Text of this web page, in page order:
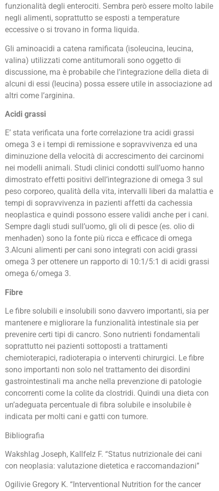
funzionalità degli enterociti. Sembra però essere molto labile
negli alimenti, soprattutto se esposti a temperature
eccessive o si trovano in forma liquida.
Gli aminoacidi a catena ramificata (isoleucina, leucina,
valina) utilizzati come antitumorali sono oggetto di
discussione, ma è probabile che l’integrazione della dieta di
alcuni di essi (leucina) possa essere utile in associazione ad
altri come l’arginina.
Acidi grassi
E’ stata verificata una forte correlazione tra acidi grassi
omega 3 e i tempi di remissione e sopravvivenza ed una
diminuzione della velocità di accrescimento dei carcinomi
nei modelli animali. Studi clinici condotti sull’uomo hanno
dimostrato effetti positivi dell’integrazione di omega 3 sul
peso corporeo, qualità della vita, intervalli liberi da malattia e
tempi di sopravvivenza in pazienti affetti da cachessia
neoplastica e quindi possono essere validi anche per i cani.
Sempre dagli studi sull’uomo, gli oli di pesce (es. olio di
menhaden) sono la fonte più ricca e efficace di omega
3.Alcuni alimenti per cani sono integrati con acidi grassi
omega 3 per ottenere un rapporto di 10:1/5:1 di acidi grassi
omega 6/omega 3.
Fibre
Le fibre solubili e insolubili sono davvero importanti, sia per
mantenere e migliorare la funzionalità intestinale sia per
prevenire certi tipi di cancro. Sono nutrienti fondamentali
soprattutto nei pazienti sottoposti a trattamenti
chemioterapici, radioterapia o interventi chirurgici. Le fibre
sono importanti non solo nel trattamento dei disordini
gastrointestinali ma anche nella prevenzione di patologie
concorrenti come la colite da clostridi. Quindi una dieta con
un’adeguata percentuale di fibra solubile e insolubile è
indicata per molti cani e gatti con tumore.
Bibliografia
Wakshlag Joseph, Kallfelz F. “Status nutrizionale dei cani
con neoplasia: valutazione dietetica e raccomandazioni”
Ogilivie Gregory K. “Interventional Nutrition for the cancer